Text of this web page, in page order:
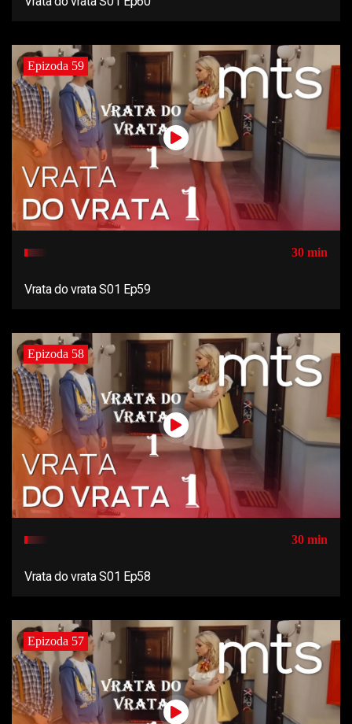
Epizoda 59
30 min
Vrata do vrata S01 Ep59
Epizoda 58
30 min
Vrata do vrata S01 Ep58
Epizoda 57